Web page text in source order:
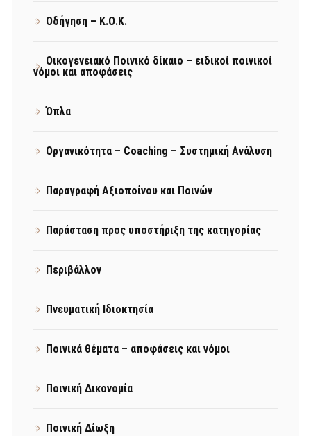
Οδήγηση – Κ.Ο.Κ.
Οικογενειακό Ποινικό δίκαιο – ειδικοί ποινικοί
νόμοι και αποφάσεις
Όπλα
Οργανικότητα – Coaching – Συστημική Ανάλυση
Παραγραφή Αξιοποίνου και Ποινών
Παράσταση προς υποστήριξη της κατηγορίας
Περιβάλλον
Πνευματική Ιδιοκτησία
Ποινικά θέματα – αποφάσεις και νόμοι
Ποινική Δικονομία
Ποινική Δίωξη